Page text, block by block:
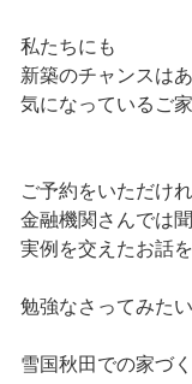
私たちにも
新築のチャンスは
気になっているご
ご予約をいただけ
金融機関さんでは
実例を交えたお話
勉強なさってみた
雪国秋田での家づ